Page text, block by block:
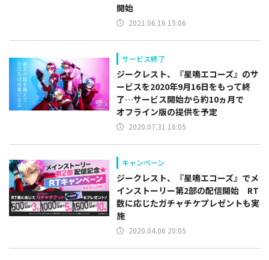
開始
2021.06.16 15:06
サービス終了
ジークレスト、『星鳴エコーズ』のサ
ービスを2020年9月16日をもって終
了…サービス開始から約10ヵ月で
オフライン版の提供を予定
2020.07.31 16:05
キャンペーン
ジークレスト、『星鳴エコーズ』でメ
インストーリー第2部の配信開始 RT
数に応じたガチャチケプレゼントも実
施
2020.04.06 20:05